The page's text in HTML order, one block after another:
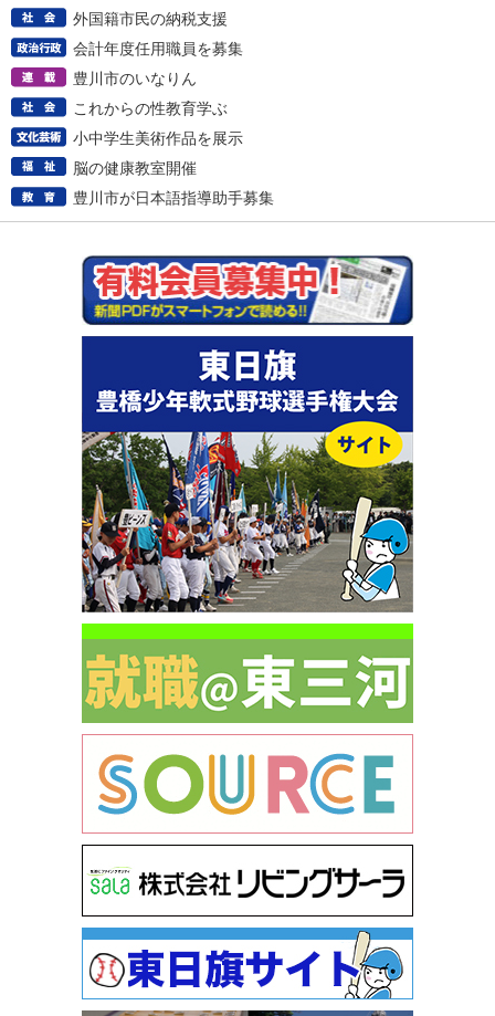
外国籍市民の納税支援
会計年度任用職員を募集
豊川市のいなりん
これからの性教育学ぶ
小中学生美術作品を展示
脳の健康教室開催
豊川市が日本語指導助手募集